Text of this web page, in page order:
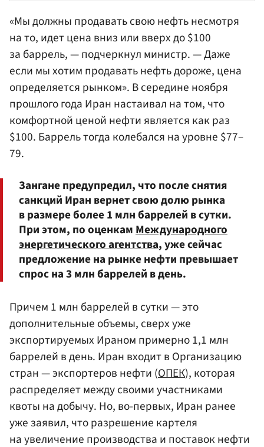
«Мы должны продавать свою нефть несмотря
на то, идет цена вниз или вверх до $100
за баррель, — подчеркнул министр. — Даже
если мы хотим продавать нефть дороже, цена
определяется рынком». В середине ноября
прошлого года Иран настаивал на том, что
комфортной ценой нефти является как раз
$100. Баррель тогда колебался на уровне $77–
79.
Зангане предупредил, что после снятия
санкций Иран вернет свою долю рынка
в размере более 1 млн баррелей в сутки.
При этом, по оценкамМеждународного
энергетического агентства, уже сейчас
предложение на рынке нефти превышает
спрос на 3 млн баррелей в день.
Причем 1 млн баррелей в сутки — это
дополнительные объемы, сверх уже
экспортируемых Ираном примерно 1,1 млн
баррелей в день. Иран входит в Организацию
стран — экспортеров нефти (ОПЕК), которая
распределяет между своими участниками
квоты на добычу. Но, во-первых, Иран ранее
уже заявил, что разрешение картеля
на увеличение производства и поставок нефти